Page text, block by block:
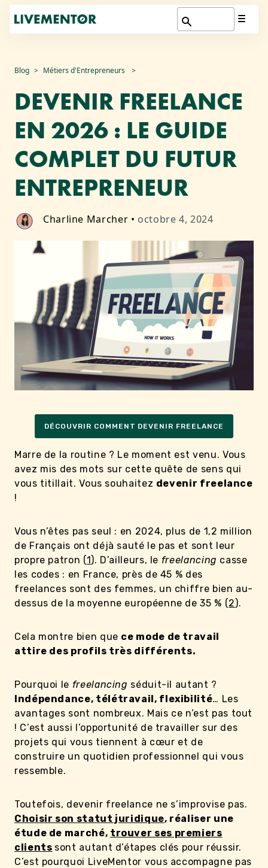
Aller
contenu
Blog Métiers d'Entrepreneurs
DEVENIR FREELANCE
EN 2026 : LE GUIDE
COMPLET DU FUTUR
ENTREPRENEUR
Charline Marcher • octobre 4, 2024
DÉCOUVRIR COMMENT DEVENIR FREELANCE
Marre de la routine ? Le moment est venu. Vous
avez mis des mots sur cette quête de sens qui
vous titillait. Vous souhaitez devenir freelance
!
Vous n’êtes pas seul : en 2024, plus de 1,2 million
de Français ont déjà sauté le pas et sont leur
propre patron (1). D’ailleurs, le freelancing casse
les codes : en France, près de 45 % des
freelances sont des femmes, un chiffre bien au-
dessus de la moyenne européenne de 35 % (2).
Cela montre bien que ce mode de travail
attire des profils très différents.
Pourquoi le freelancing séduit-il autant ?
Indépendance, télétravail, flexibilité… Les
avantages sont nombreux. Mais ce n’est pas tout
! C’est aussi l’opportunité de travailler sur des
projets qui vous tiennent à cœur et de
construire un quotidien professionnel qui vous
ressemble.
Toutefois, devenir freelance ne s’improvise pas.
Choisir son statut juridique, réaliser une
étude de marché, trouver ses premiers
clients sont autant d’étapes clés pour réussir.
C’est pourquoi LiveMentor vous accompagne pas